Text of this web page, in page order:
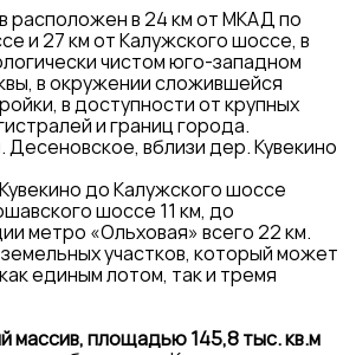
расположен в 24 км от МКАД по
и 27 км от Калужского шоссе, в
чистом юго-западном
в окружении сложившейся
в доступности от крупных
и границ города.
Десеновское, вблизи дер. Кувекино
до Калужского шоссе
шоссе 11 км, до
метро «Ольховая» всего 22 км.
участков, который может
единым лотом, так и тремя
массив, площадью 145,8 тыс. кв.м